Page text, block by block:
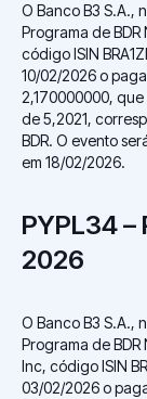
O Banco B3 S.A.,
Programa de
código ISIN
10/02/2026 o
2,170000000,
de 5,2021,
BDR. O evento
em 18/02/2026.
PYPL34 –
2026
O Banco B3 S.A.,
Programa de
Inc, código ISIN
03/02/2026 o